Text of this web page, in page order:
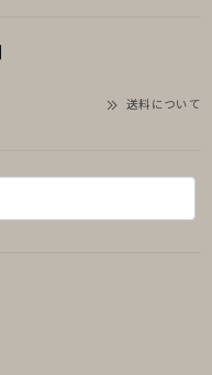
送料について